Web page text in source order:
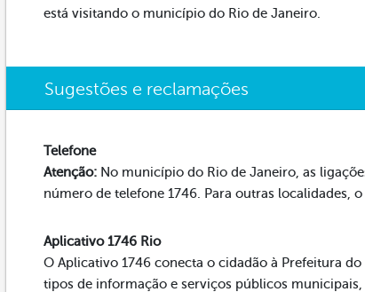
está visitando o município do Rio de Janeiro.
Sugestões e reclamações
Telefone
Atenção: No município do Rio de Janeiro, as
número de telefone 1746. Para outras localidades,
Aplicativo 1746 Rio
O Aplicativo 1746 conecta o cidadão à Prefeitura
tipos de informação e serviços públicos